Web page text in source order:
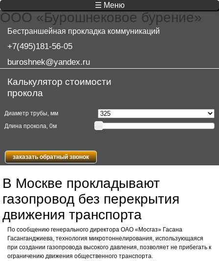
ООО «Бурошнековое бурение»
Бестраншейная прокладка коммуникаций
+7(495)181-56-05
buroshnek@yandex.ru
☰ Меню
Калькулятор стоимости
прокола
Диаметр трубы, мм
Длина прокола, 0м
заказать обратный звонок
В Москве прокладывают
газопровод без перекрытия
движения транспорта
По сообщению генерального директора ОАО «Мосгаз» Гасана
Гасанганджиева, технология микротоннелирования, использующаяся
при создании газопровода высокого давления, позволяет не прибегать к
ограничению движения общественного транспорта.